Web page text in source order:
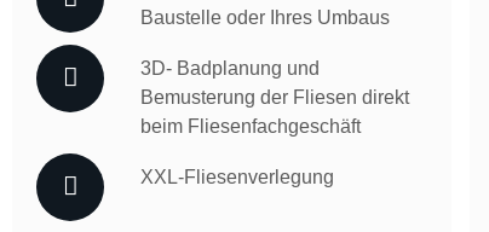
Baustelle oder Ihres Umbaus
3D- Badplanung und
Bemusterung der Fliesen direkt
beim Fliesenfachgeschäft
XXL-Fliesenverlegung